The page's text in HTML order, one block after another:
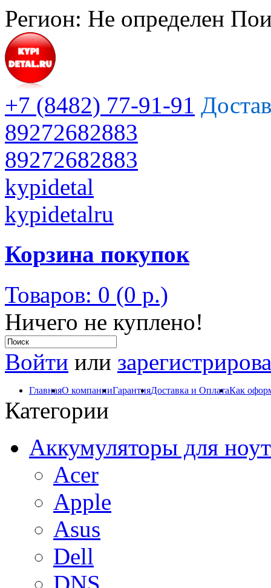
Регион: Не определен
+7 (8482) 77-91-91
89272682883
89272682883
kypidetal
kypidetalru
Корзина покупок
Товаров: 0 (0 р.)
Ничего не куплено!
Войти или
ГлавнаяО компанииГарантияДоставка и ОплатаКак
Категории
Аккумуляторы для
Acer
Apple
Asus
Dell